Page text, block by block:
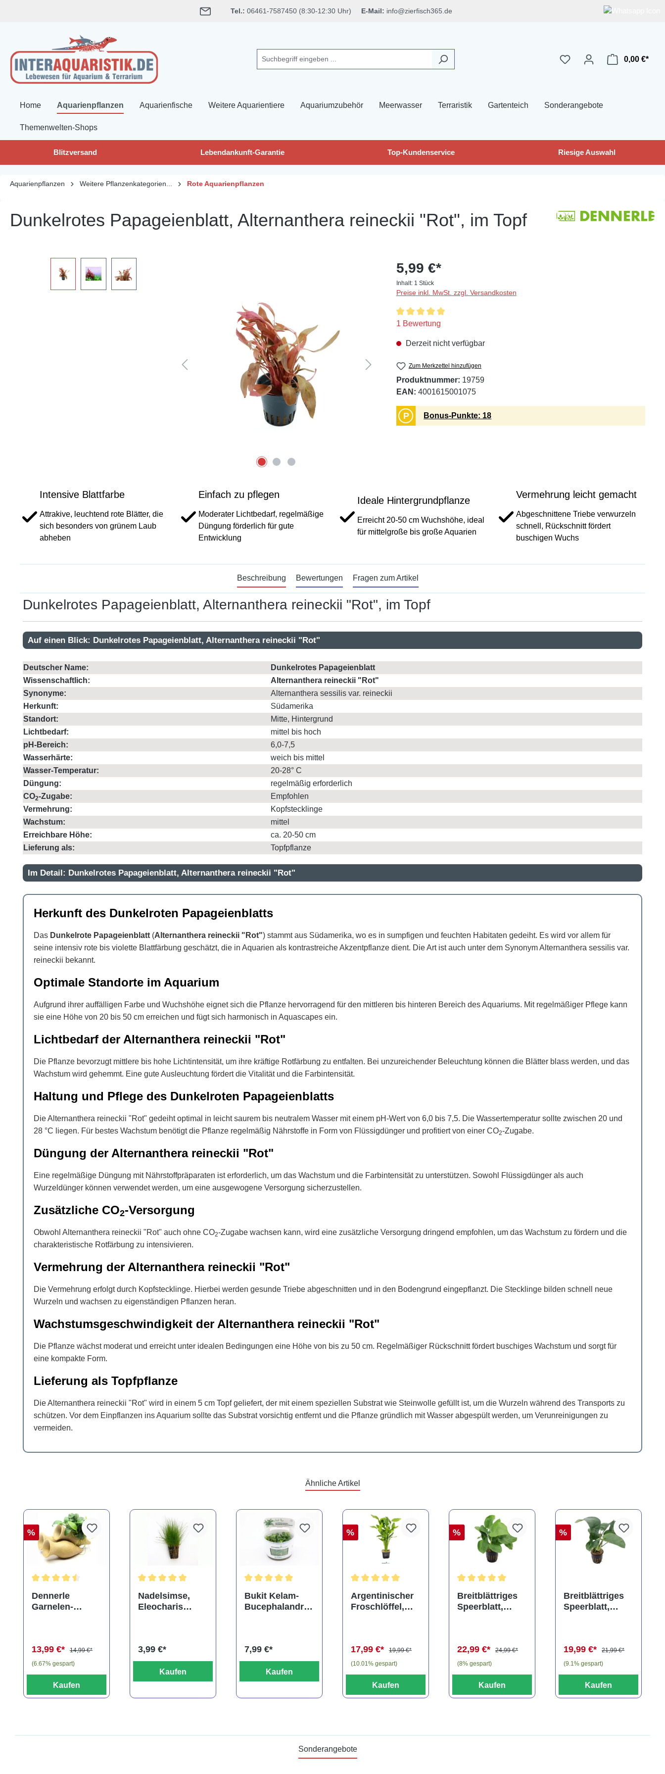
Tel.: 06461-7587450 (8:30-12:30 Uhr) E-Mail: info@zierfisch365.de
0,00 €*
Home Aquarienpflanzen Aquarienfische Weitere Aquarientiere Aquariumzubehör Meerwasser Terraristik Gartenteich Sonderangebote
Themenwelten-Shops
Blitzversand Lebendankunft-Garantie Top-Kundenservice Riesige Auswahl
Aquarienpflanzen Weitere Pflanzenkategorien... Rote Aquarienpflanzen
Dunkelrotes Papageienblatt, Alternanthera reineckii "Rot", im Topf
5,99 €*
Inhalt: 1 Stück
Preise inkl. MwSt. zzgl. Versandkosten
Durchschnittliche Bewertung von 5 von 5 Sternen
1 Bewertung
Derzeit nicht verfügbar
Zum Merkzettel hinzufügen
Produktnummer: 19759
EAN: 4001615001075
P Bonus-Punkte: 18
Intensive Blattfarbe
Attrakive, leuchtend rote Blätter, die
sich besonders von grünem Laub
abheben
Einfach zu pflegen
Moderater Lichtbedarf, regelmäßige
Düngung förderlich für gute
Entwicklung
Ideale Hintergrundpflanze
Erreicht 20-50 cm Wuchshöhe, ideal
für mittelgroße bis große Aquarien
Vermehrung leicht gemacht
Abgeschnittene Triebe verwurzeln
schnell, Rückschnitt fördert
buschigen Wuchs
Beschreibung Bewertungen Fragen zum Artikel
Dunkelrotes Papageienblatt, Alternanthera reineckii "Rot", im Topf
Auf einen Blick: Dunkelrotes Papageienblatt, Alternanthera reineckii "Rot"
Deutscher Name:
Dunkelrotes Papageienblatt
Wissenschaftlich:
Alternanthera reineckii "Rot"
Synonyme:
Alternanthera sessilis var. reineckii
Herkunft:
Südamerika
Standort:
Mitte, Hintergrund
Lichtbedarf:
mittel bis hoch
pH-Bereich:
6,0-7,5
Wasserhärte:
weich bis mittel
Wasser-Temperatur:
20-28° C
Düngung:
regelmäßig erforderlich
CO2-Zugabe:
Empfohlen
Vermehrung:
Kopfstecklinge
Wachstum:
mittel
Erreichbare Höhe:
ca. 20-50 cm
Lieferung als:
Topfpflanze
Im Detail: Dunkelrotes Papageienblatt, Alternanthera reineckii "Rot"
Herkunft des Dunkelroten Papageienblatts
Das Dunkelrote Papageienblatt (Alternanthera reineckii "Rot") stammt aus Südamerika, wo es in sumpfigen und feuchten Habitaten gedeiht. Es wird vor allem für
seine intensiv rote bis violette Blattfärbung geschätzt, die in Aquarien als kontrastreiche Akzentpflanze dient. Die Art ist auch unter dem Synonym Alternanthera sessilis var.
reineckii bekannt.
Optimale Standorte im Aquarium
Aufgrund ihrer auffälligen Farbe und Wuchshöhe eignet sich die Pflanze hervorragend für den mittleren bis hinteren Bereich des Aquariums. Mit regelmäßiger Pflege kann
sie eine Höhe von 20 bis 50 cm erreichen und fügt sich harmonisch in Aquascapes ein.
Lichtbedarf der Alternanthera reineckii "Rot"
Die Pflanze bevorzugt mittlere bis hohe Lichtintensität, um ihre kräftige Rotfärbung zu entfalten. Bei unzureichender Beleuchtung können die Blätter blass werden, und das
Wachstum wird gehemmt. Eine gute Ausleuchtung fördert die Vitalität und die Farbintensität.
Haltung und Pflege des Dunkelroten Papageienblatts
Die Alternanthera reineckii "Rot" gedeiht optimal in leicht saurem bis neutralem Wasser mit einem pH-Wert von 6,0 bis 7,5. Die Wassertemperatur sollte zwischen 20 und
28 °C liegen. Für bestes Wachstum benötigt die Pflanze regelmäßig Nährstoffe in Form von Flüssigdünger und profitiert von einer CO2-Zugabe.
Düngung der Alternanthera reineckii "Rot"
Eine regelmäßige Düngung mit Nährstoffpräparaten ist erforderlich, um das Wachstum und die Farbintensität zu unterstützen. Sowohl Flüssigdünger als auch
Wurzeldünger können verwendet werden, um eine ausgewogene Versorgung sicherzustellen.
Zusätzliche CO2-Versorgung
Obwohl Alternanthera reineckii "Rot" auch ohne CO2-Zugabe wachsen kann, wird eine zusätzliche Versorgung dringend empfohlen, um das Wachstum zu fördern und die
charakteristische Rotfärbung zu intensivieren.
Vermehrung der Alternanthera reineckii "Rot"
Die Vermehrung erfolgt durch Kopfstecklinge. Hierbei werden gesunde Triebe abgeschnitten und in den Bodengrund eingepflanzt. Die Stecklinge bilden schnell neue
Wurzeln und wachsen zu eigenständigen Pflanzen heran.
Wachstumsgeschwindigkeit der Alternanthera reineckii "Rot"
Die Pflanze wächst moderat und erreicht unter idealen Bedingungen eine Höhe von bis zu 50 cm. Regelmäßiger Rückschnitt fördert buschiges Wachstum und sorgt für
eine kompakte Form.
Lieferung als Topfpflanze
Die Alternanthera reineckii "Rot" wird in einem 5 cm Topf geliefert, der mit einem speziellen Substrat wie Steinwolle gefüllt ist, um die Wurzeln während des Transports zu
schützen. Vor dem Einpflanzen ins Aquarium sollte das Substrat vorsichtig entfernt und die Pflanze gründlich mit Wasser abgespült werden, um Verunreinigungen zu
vermeiden.
Ähnliche Artikel
%
Dennerle
Garnelen-
3er Tonamphore
13,99 €*
14,99 €*
(6.67% gespart)
Kaufen
Nadelsimse,
Eleocharis
3,99 €*
Kaufen
Bukit Kelam-
Bucephalandra,
7,99 €*
Kaufen
%
Argentinischer
Froschlöffel,
Mutterpflanze
17,99 €*
19,99 €*
(10.01% gespart)
Kaufen
%
Breitblättriges
Speerblatt,
22,99 €*
24,99 €*
(8% gespart)
Kaufen
%
Breitblättriges
Speerblatt,
19,99 €*
21,99 €*
(9.1% gespart)
Kaufen
Sonderangebote